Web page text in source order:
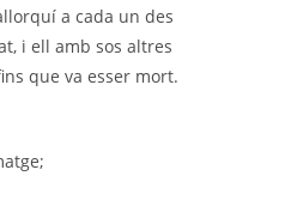
a cada un des
i ell amb sos altres
que va esser mort.